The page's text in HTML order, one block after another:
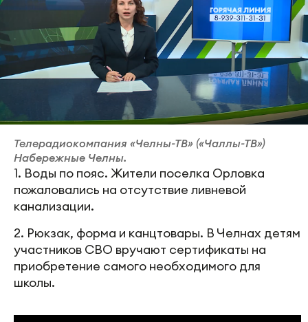
Телерадиокомпания «Челны-ТВ» («Чаллы-ТВ»)
Набережные Челны.
1. Воды по пояс. Жители поселка Орловка
пожаловались на отсутствие ливневой
канализации.
2. Рюкзак, форма и канцтовары. В Челнах детям
участников СВО вручают сертификаты на
приобретение самого необходимого для
школы.